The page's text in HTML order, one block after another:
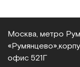
Москва, метро
«Румянцево»,
офис 521Г